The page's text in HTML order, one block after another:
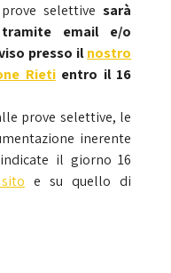
selettivesarà
tramite email e/o
presso ilnostro
Rietientro il 16
prove selettive, le
inerente
il giorno 16
e su quello di